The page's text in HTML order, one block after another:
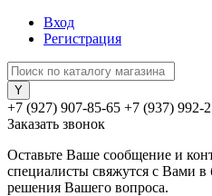
Вход
Регистрация
+7 (927) 907-85-65 +7 (937) 992-
Заказать звонок
Оставьте Ваше сообщение и
специалисты свяжутся с Вами
решения Вашего вопроса.